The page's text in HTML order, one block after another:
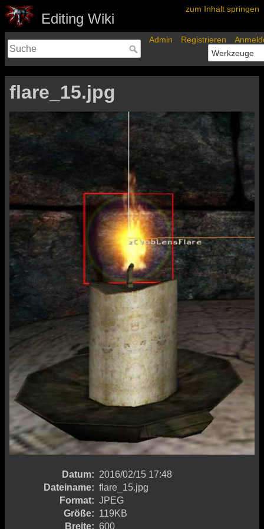
zum Inhalt springen
Editing Wiki
Admin Registrieren
flare_15.jpg
Datum: 2016/02/15 17:48
Dateiname: flare_15.jpg
Format: JPEG
Größe: 119KB
Breite: 600